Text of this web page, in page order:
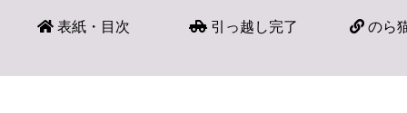
表紙・目次 引っ越し完了 のら